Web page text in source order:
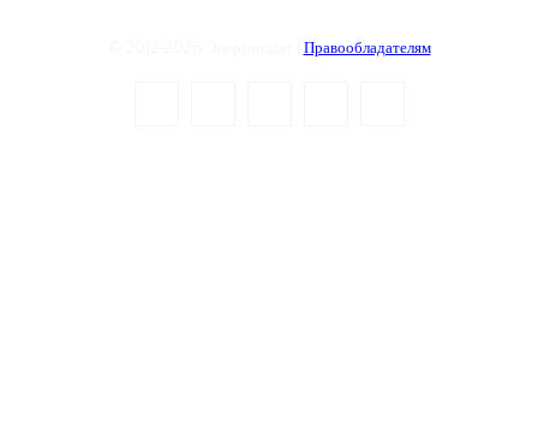
Правообладателям